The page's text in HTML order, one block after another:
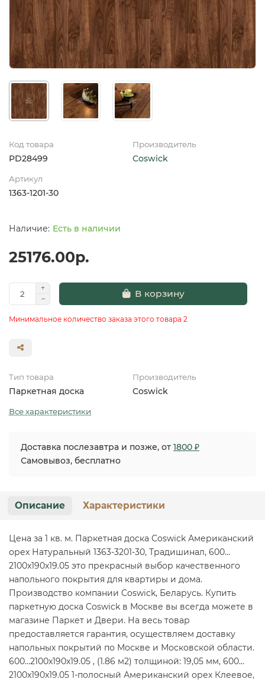
Код товара
PD28499
Производитель
Coswick
Артикул
1363-1201-30
Есть в наличии
25176.00р.
В корзину
Минимальное количество заказа этого товара 2
Тип товара
Паркетная доска
Производитель
Coswick
Все характеристики
Доставка послезавтра и позже, от 1800 ₽
Самовывоз, бесплатно
Описание Характеристики
Цена за 1 кв. м. Паркетная доска Coswick Американский
орех Натуральный 1363-3201-30, Традишинал, 600…
2100x190x19.05 это прекрасный выбор качественного
напольного покрытия для квартиры и дома.
Производство компании Coswick, Беларусь. Купить
паркетную доска Coswick в Москве вы всегда можете в
магазине Паркет и Двери. На весь товар
предоставляется гарантия, осуществляем доставку
напольных покрытий по Москве и Московской области.
600…2100x190x19.05 , (1.86 м2) толщиной: 19,05 мм, 600…
2100x190x19.05 1-полосный Американский орех Клеевое,